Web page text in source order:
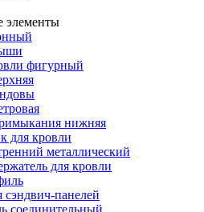
элементы
фигурный
нижняя
для кровли
металлический
для кровли
сэндвич-панелей
соединительный